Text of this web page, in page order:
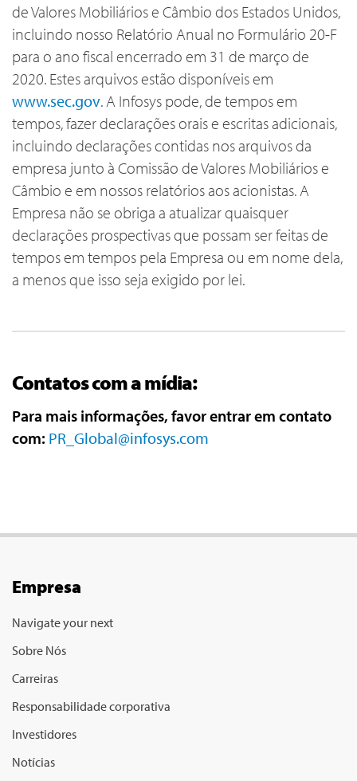
de Valores Mobiliários e Câmbio dos Estados Unidos,
incluindo nosso Relatório Anual no Formulário 20-F
para o ano fiscal encerrado em 31 de março de
2020. Estes arquivos estão disponíveis em
www.sec.gov. A Infosys pode, de tempos em
tempos, fazer declarações orais e escritas adicionais,
incluindo declarações contidas nos arquivos da
empresa junto à Comissão de Valores Mobiliários e
Câmbio e em nossos relatórios aos acionistas. A
Empresa não se obriga a atualizar quaisquer
declarações prospectivas que possam ser feitas de
tempos em tempos pela Empresa ou em nome dela,
a menos que isso seja exigido por lei.
Contatos com a mídia:
Para mais informações, favor entrar em contato
com: PR_Global@infosys.com
Empresa
Navigate your next
Sobre Nós
Carreiras
Responsabilidade corporativa
Investidores
Notícias